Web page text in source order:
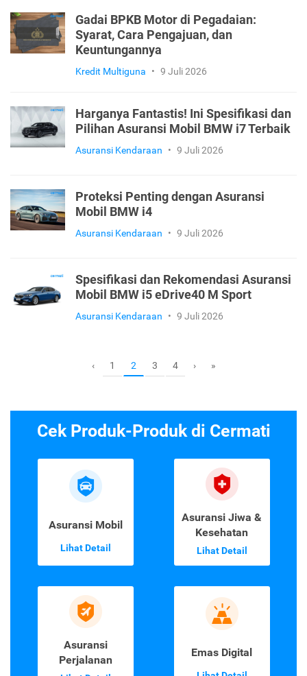
Gadai BPKB Motor di Pegadaian:
Syarat, Cara Pengajuan, dan
Keuntungannya
Kredit Multiguna • 9 Juli 2026
Harganya Fantastis! Ini Spesifikasi dan
Pilihan Asuransi Mobil BMW i7 Terbaik
Asuransi Kendaraan • 9 Juli 2026
Proteksi Penting dengan Asuransi
Mobil BMW i4
Asuransi Kendaraan • 9 Juli 2026
Spesifikasi dan Rekomendasi Asuransi
Mobil BMW i5 eDrive40 M Sport
Asuransi Kendaraan • 9 Juli 2026
‹ 1 2 3 4 › »
Cek Produk-Produk di Cermati
Asuransi Mobil
Lihat Detail
Asuransi Jiwa &
Kesehatan
Lihat Detail
Asuransi
Perjalanan
Emas Digital